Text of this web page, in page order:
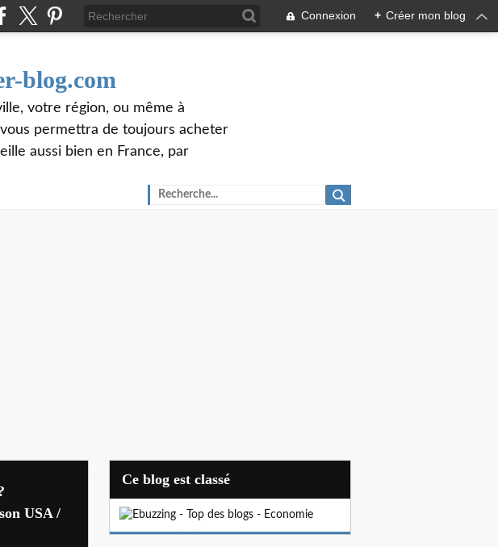
Connexion + Créer mon blog
blog.com
votre région, ou même à
permettra de toujours acheter
aussi bien en France, par
USA /
Ce blog est classé